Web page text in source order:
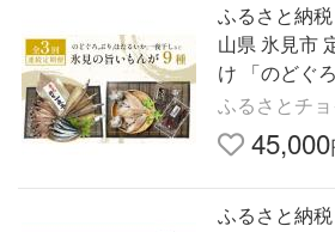
ふるさと納
山県 氷見市 定期便全３回連続お届
け 「のどぐ
たるいか」
ど氷見の旨
ふるさとチ
45,000
ふるさと納